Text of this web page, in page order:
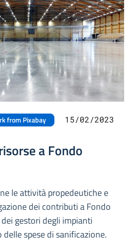
from Pixabay 15/02/2023
a Fondo
le attività propedeutiche e
dei contributi a Fondo
gestori degli impianti
spese di sanificazione.